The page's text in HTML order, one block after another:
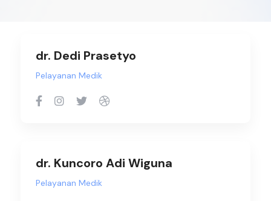
dr. Dedi Prasetyo
Pelayanan Medik
dr. Kuncoro Adi Wiguna
Pelayanan Medik